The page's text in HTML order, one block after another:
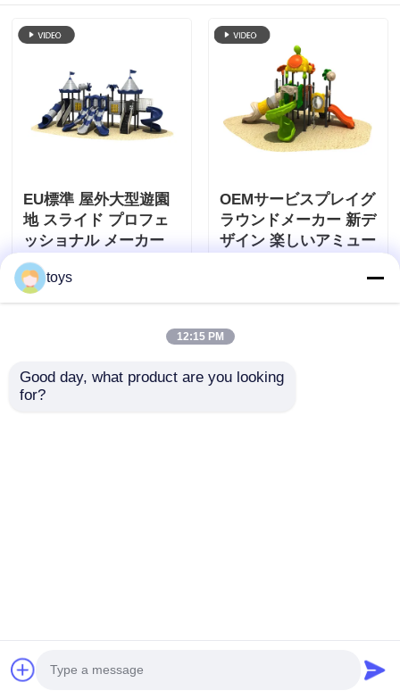
EU標準 屋外大型遊園
地 スライド プロフェ
ッショナル メーカー
屋外遊園地 遊具 子供
公園 玩具
お問い合わせを送信
OEMサービスプレイグ
ラウンドメーカー 新デ
ザイン 楽しいアミュー
ライドセット 幼稚園向
け
お問い合わせを送信
toys
12:15 PM
Good day, what product are you looking
for?